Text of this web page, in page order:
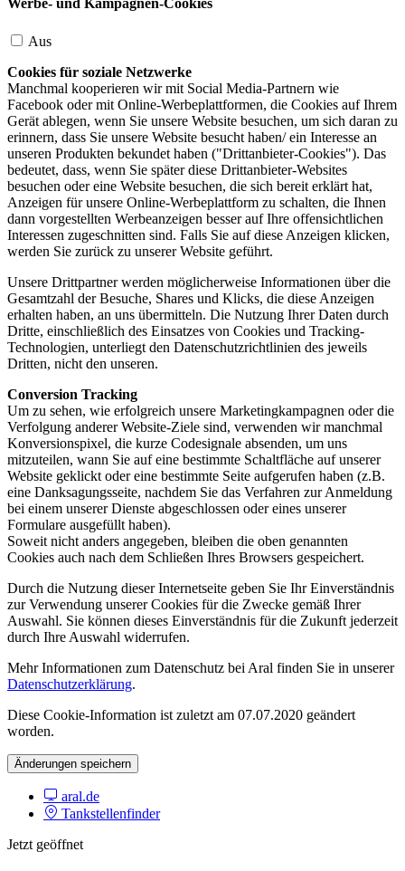
Werbe- und Kampagnen-Cookies
Aus
Cookies für soziale Netzwerke
Manchmal kooperieren wir mit Social Media-Partnern wie
Facebook oder mit Online-Werbeplattformen, die Cookies auf Ihrem
Gerät ablegen, wenn Sie unsere Website besuchen, um sich daran zu
erinnern, dass Sie unsere Website besucht haben/ ein Interesse an
unseren Produkten bekundet haben ("Drittanbieter-Cookies"). Das
bedeutet, dass, wenn Sie später diese Drittanbieter-Websites
besuchen oder eine Website besuchen, die sich bereit erklärt hat,
Anzeigen für unsere Online-Werbeplattform zu schalten, die Ihnen
dann vorgestellten Werbeanzeigen besser auf Ihre offensichtlichen
Interessen zugeschnitten sind. Falls Sie auf diese Anzeigen klicken,
werden Sie zurück zu unserer Website geführt.
Unsere Drittpartner werden möglicherweise Informationen über die
Gesamtzahl der Besuche, Shares und Klicks, die diese Anzeigen
erhalten haben, an uns übermitteln. Die Nutzung Ihrer Daten durch
Dritte, einschließlich des Einsatzes von Cookies und Tracking-
Technologien, unterliegt den Datenschutzrichtlinien des jeweils
Dritten, nicht den unseren.
Conversion Tracking
Um zu sehen, wie erfolgreich unsere Marketingkampagnen oder die
Verfolgung anderer Website-Ziele sind, verwenden wir manchmal
Konversionspixel, die kurze Codesignale absenden, um uns
mitzuteilen, wann Sie auf eine bestimmte Schaltfläche auf unserer
Website geklickt oder eine bestimmte Seite aufgerufen haben (z.B.
eine Danksagungsseite, nachdem Sie das Verfahren zur Anmeldung
bei einem unserer Dienste abgeschlossen oder eines unserer
Formulare ausgefüllt haben).
Soweit nicht anders angegeben, bleiben die oben genannten
Cookies auch nach dem Schließen Ihres Browsers gespeichert.
Durch die Nutzung dieser Internetseite geben Sie Ihr Einverständnis
zur Verwendung unserer Cookies für die Zwecke gemäß Ihrer
Auswahl. Sie können dieses Einverständnis für die Zukunft jederzeit
durch Ihre Auswahl widerrufen.
Mehr Informationen zum Datenschutz bei Aral finden Sie in unserer
Datenschutzerklärung.
Diese Cookie-Information ist zuletzt am 07.07.2020 geändert
worden.
Änderungen speichern
aral.de
Tankstellenfinder
Jetzt geöffnet